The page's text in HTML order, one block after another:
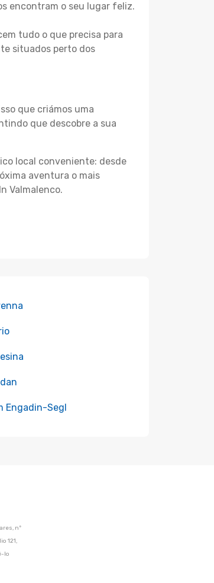
encontram o seu lugar feliz.
tudo o que precisa para
situados perto dos
que criámos uma
que descobre a sua
local conveniente: desde
aventura o mais
Valmalenco.
Engadin-Segl
nº
121,
lo